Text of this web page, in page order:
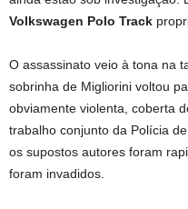
Volkswagen Polo Track
O assassinato veio à tona na
sobrinha de Migliorini voltou
obviamente violenta, coberta
trabalho conjunto da Polícia
os supostos autores foram
foram invadidos.